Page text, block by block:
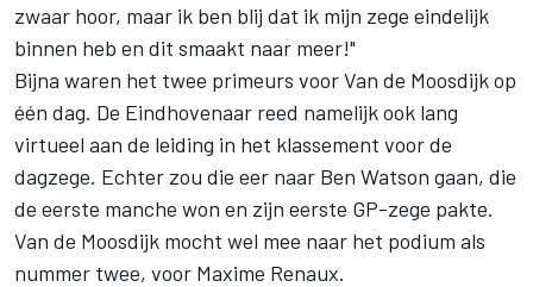
zwaar hoor, maar ik ben blij dat ik mijn zege eindelijk
binnen heb en dit smaakt naar meer!"
Bijna waren het twee primeurs voorVan de Moosdijkop
één dag. De Eindhovenaar reed namelijk ook lang
virtueel aan de leiding in het klassement voor de
dagzege. Echter zou die eer naar Ben Watson gaan, die
de eerste manche won en zijn eerste GP-zege pakte.
Van de Moosdijk mocht wel mee naar het podium als
nummer twee, voor Maxime Renaux.